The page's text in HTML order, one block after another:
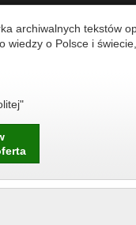
archiwalnych tekstów
wiedzy o Polsce i